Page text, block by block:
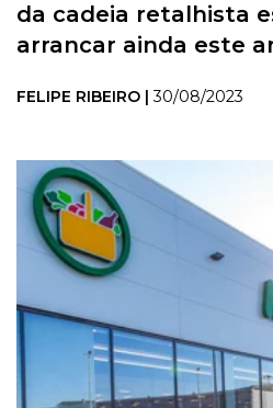
da cadeia retalhista
arrancar ainda este
FELIPE RIBEIRO |30/08/2023